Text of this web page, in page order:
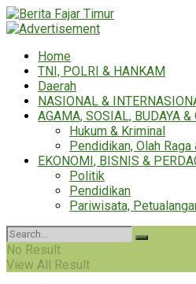
Home
TNI, POLRI & HANKAM
Daerah
NASIONAL &
AGAMA, SOSIAL, BUDAYA &
Hukum & Kriminal
Pendidikan, Olah
EKONOMI, BISNIS &
Politik
Pendidikan
Pariwisata,
No Result
View All Result